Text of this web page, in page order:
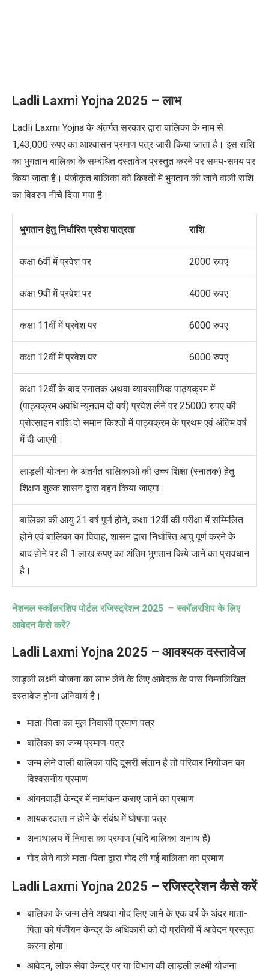
Ladli Laxmi Yojna 2025 –लाभ
Ladli Laxmi Yojnaके अंतर्गत सरकार द्वारा बालिका के नाम से
1,43,000 रुपए का आश्वासन प्रमाण पत्र जारी किया जाता है। इस राशि
का भुगतान बालिका के सम्बंधित दस्तावेज प्रस्तुत करने पर समय-समय पर
किया जाता है। पंजीकृत बालिका को किश्तों में भुगतान की जाने वाली राशि
का विवरण नीचे दिया गया है।
भुगतान हेतु निर्धारित प्रवेश पात्रता राशि
कक्षा 6वीं में प्रवेश पर 2000 रुपए
कक्षा 9वीं में प्रवेश पर 4000 रुपए
कक्षा 11वीं में प्रवेश पर 6000 रुपए
कक्षा 12वीं में प्रवेश पर 6000 रुपए
कक्षा 12वीं के बाद स्नातक अथवा व्यावसायिक पाठ्यक्रम में
(पाठ्यक्रम अवधि न्यूनतम दो वर्ष) प्रवेश लेने पर 25000 रुपए की
प्रोत्साहन राशि दो समान किश्तों में पाठ्यक्रम के प्रथम एवं अंतिम वर्ष
में दी जाएगी।
लाड़ली योजना के अंतर्गत बालिकाओं की उच्च शिक्षा (स्नातक) हेतु
शिक्षण शुल्क शासन द्वारा वहन किया जाएगा।
बालिका की आयु 21 वर्ष पूर्ण होने,कक्षा 12वीं की परीक्षा में सम्मिलित
होने एवं बालिका का विवाह,शासन द्वारा निर्धारित आयु पूर्ण करने के
बाद होने पर ही 1 लाख रुपए का अंतिम भुगतान किये जाने का प्रावधान
है।
नेशनल स्कॉलरशिप पोर्टल रजिस्ट्रेशन 2025 – स्कॉलरशिप के लिए
आवेदन कैसे करें?
Ladli Laxmi Yojna 2025 – आवश्यक दस्तावेज
लाड़ली लक्ष्मी योजना का लाभ लेने के लिए आवेदक के पास निम्नलिखित
दस्तावेज होना अनिवार्य है।
माता-पिता का मूल निवासी प्रमाण पत्र
बालिका का जन्म प्रमाण-पत्र
जन्म लेने वाली बालिका यदि दूसरी संतान है तो परिवार नियोजन का
विश्वसनीय प्रमाण
आंगनवाड़ी केन्द्र में नामांकन कराए जाने का प्रमाण
आयकरदाता न होने के संबंध में घोषणा पत्र
अनाथालय में निवास का प्रमाण (यदि बालिका अनाथ है)
गोद लेने वाले माता-पिता द्वारा गोद ली गई बालिका का प्रमाण
Ladli Laxmi Yojna 2025 –रजिस्ट्रेशन कैसे करें
बालिका के जन्म लेने अथवा गोद लिए जाने के एक वर्ष के अंदर माता-
पिता को पंजीयन केन्द्र के अधिकारी को दो प्रतियों में आवेदन प्रस्तुत
करना होगा।
आवेदन,लोक सेवा केन्द्र पर या विभाग की लाड़ली लक्ष्मी योजना